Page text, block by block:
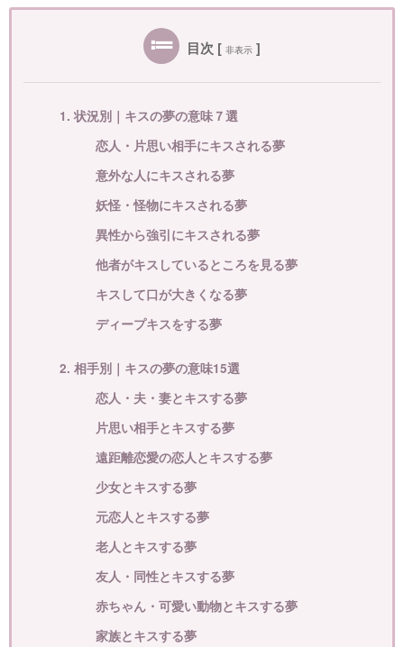
目次 [ 非表示 ]
1. 状況別｜キスの夢の意味７選
恋人・片思い相手にキスされる夢
意外な人にキスされる夢
妖怪・怪物にキスされる夢
異性から強引にキスされる夢
他者がキスしているところを見る夢
キスして口が大きくなる夢
ディープキスをする夢
2. 相手別｜キスの夢の意味15選
恋人・夫・妻とキスする夢
片思い相手とキスする夢
遠距離恋愛の恋人とキスする夢
少女とキスする夢
元恋人とキスする夢
老人とキスする夢
友人・同性とキスする夢
赤ちゃん・可愛い動物とキスする夢
家族とキスする夢